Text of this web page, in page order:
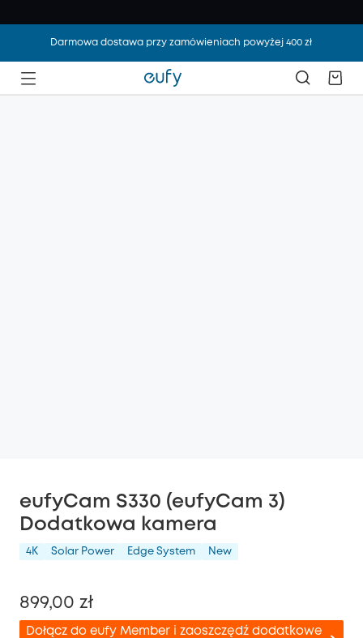
Darmowa dostawa przy zamówieniach powyżej 400 zł
eufyCam S330 (eufyCam 3)
Dodatkowa kamera
4K Solar Power Edge System New
899,00 zł
Dołącz do eufy Member i zaoszczędź dodatkowe